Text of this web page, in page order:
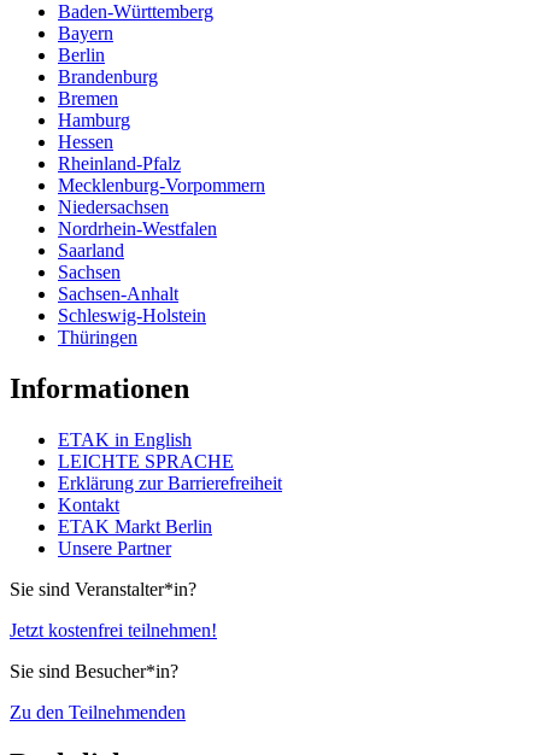
Baden-Württemberg
Bayern
Berlin
Brandenburg
Bremen
Hamburg
Hessen
Rheinland-Pfalz
Mecklenburg-Vorpommern
Niedersachsen
Nordrhein-Westfalen
Saarland
Sachsen
Sachsen-Anhalt
Schleswig-Holstein
Thüringen
Informationen
ETAK in English
LEICHTE SPRACHE
Erklärung zur Barrierefreiheit
Kontakt
ETAK Markt Berlin
Unsere Partner
Sie sind Veranstalter*in?
Jetzt kostenfrei teilnehmen!
Sie sind Besucher*in?
Zu den Teilnehmenden